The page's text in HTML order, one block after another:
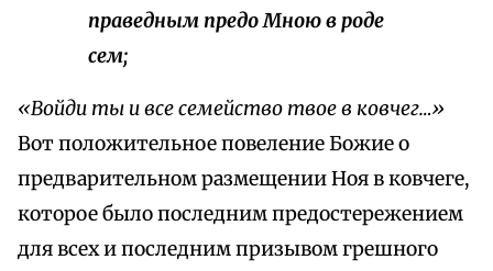
праведным предо Мною в роде
сем;
«Войди ты и все семейство твое в ковчег…»
Вот положительное повеление Божие о
предварительном размещении Ноя в ковчеге,
которое было последним предостережением
для всех и последним призывом грешного